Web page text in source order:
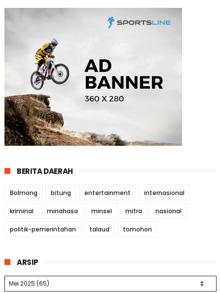
BERITA DAERAH
Bolmong bitung entertainment internasional
kriminal minahasa minsel mitra nasional
politik-pemerintahan talaud tomohon
ARSIP